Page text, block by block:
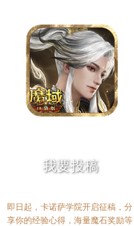
我要投稿
即日起，卡诺萨学院开启征稿，分
享你的经验心得，海量魔石奖励等